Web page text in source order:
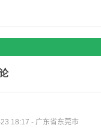
18:17 - 广东省东莞市